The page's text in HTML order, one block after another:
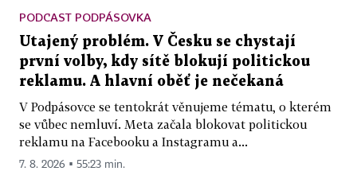
PODCAST PODPÁSOVKA
Utajený problém. V Česku se chystají
první volby, kdy sítě blokují politickou
reklamu. A hlavní oběť je nečekaná
V Podpásovce se tentokrát věnujeme tématu, o kterém
se vůbec nemluví. Meta začala blokovat politickou
reklamu na Facebooku a Instagramu a...
7. 8. 2026 ▪ 55:23 min.